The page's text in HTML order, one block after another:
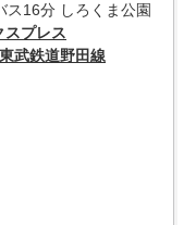
ス16分 しろくま公園
スプレス
東武鉄道野田線